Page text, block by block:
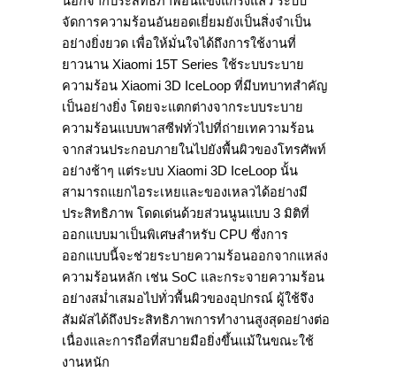
จัดการความร้อนอันยอดเยี่ยมยังเป็นสิ่งจำเป็น
อย่างยิ่งยวด เพื่อให้มั่นใจได้ถึงการใช้งานที่
ยาวนาน Xiaomi 15T Series ใช้ระบบระบาย
ความร้อน Xiaomi 3D IceLoop ที่มีบทบาทสำคัญ
เป็นอย่างยิ่ง โดยจะแตกต่างจากระบบระบาย
ความร้อนแบบพาสซีฟทั่วไปที่ถ่ายเทความร้อน
จากส่วนประกอบภายในไปยังพื้นผิวของโทรศัพท์
อย่างช้าๆ แต่ระบบ Xiaomi 3D IceLoop นั้น
สามารถแยกไอระเหยและของเหลวได้อย่างมี
ประสิทธิภาพ โดดเด่นด้วยส่วนนูนแบบ 3 มิติที่
ออกแบบมาเป็นพิเศษสำหรับ CPU ซึ่งการ
ออกแบบนี้จะช่วยระบายความร้อนออกจากแหล่ง
ความร้อนหลัก เช่น SoC และกระจายความร้อน
อย่างสม่ำเสมอไปทั่วพื้นผิวของอุปกรณ์ ผู้ใช้จึง
สัมผัสได้ถึงประสิทธิภาพการทำงานสูงสุดอย่างต่อ
เนื่องและการถือที่สบายมือยิ่งขึ้นแม้ในขณะใช้
งานหนัก